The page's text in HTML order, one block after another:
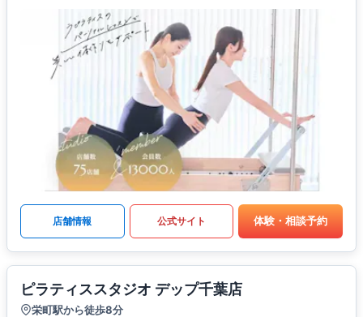
店舗情報 公式サイト 体験・相談予約
ピラティススタジオ デップ千葉店
栄町駅から徒歩8分